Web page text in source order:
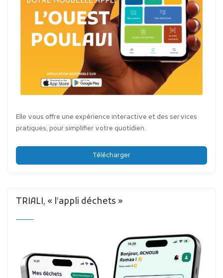
Elle vous offre une expérience interactive et des services
pratiques, pour simplifier votre quotidien.
Télécharger
TRIALI, « l’appli déchets »